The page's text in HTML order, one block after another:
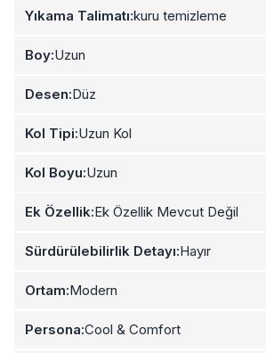
Yıkama Talimatı:kuru temizleme
Boy:Uzun
Desen:Düz
Kol Tipi:Uzun Kol
Kol Boyu:Uzun
Ek Özellik:Ek Özellik Mevcut Değil
Sürdürülebilirlik Detayı:Hayır
Ortam:Modern
Persona:Cool & Comfort